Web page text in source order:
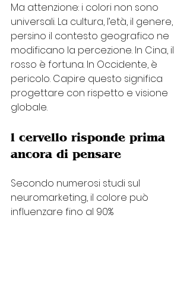
Ma attenzione: i colori non sono
universali. La cultura, l’età, il genere,
persino il contesto geografico ne
modificano la percezione. In Cina, il
rosso è fortuna. In Occidente, è
pericolo. Capire questo significa
progettare con rispetto e visione
globale.
l cervello risponde prima
ancora di pensare
Secondo numerosi studi sul
neuromarketing, il colore può
influenzare fino al 90%